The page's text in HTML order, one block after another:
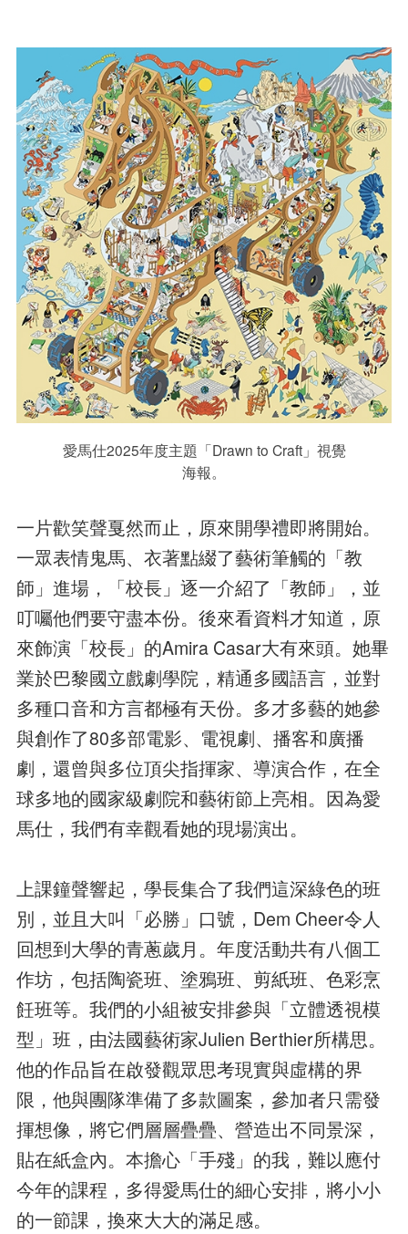
愛馬仕2025年度主題「Drawn to Craft」視覺
海報。
一片歡笑聲戛然而止，原來開學禮即將開始。
一眾表情鬼馬、衣著點綴了藝術筆觸的「教
師」進場，「校長」逐一介紹了「教師」，並
叮囑他們要守盡本份。後來看資料才知道，原
來飾演「校長」的Amira Casar大有來頭。她畢
業於巴黎國立戲劇學院，精通多國語言，並對
多種口音和方言都極有天份。多才多藝的她參
與創作了80多部電影、電視劇、播客和廣播
劇，還曾與多位頂尖指揮家、導演合作，在全
球多地的國家級劇院和藝術節上亮相。因為愛
馬仕，我們有幸觀看她的現場演出。
上課鐘聲響起，學長集合了我們這深綠色的班
別，並且大叫「必勝」口號，Dem Cheer令人
回想到大學的青蔥歲月。年度活動共有八個工
作坊，包括陶瓷班、塗鴉班、剪紙班、色彩烹
飪班等。我們的小組被安排參與「立體透視模
型」班，由法國藝術家Julien Berthier所構思。
他的作品旨在啟發觀眾思考現實與虛構的界
限，他與團隊準備了多款圖案，參加者只需發
揮想像，將它們層層疊疊、營造出不同景深，
貼在紙盒內。本擔心「手殘」的我，難以應付
今年的課程，多得愛馬仕的細心安排，將小小
的一節課，換來大大的滿足感。